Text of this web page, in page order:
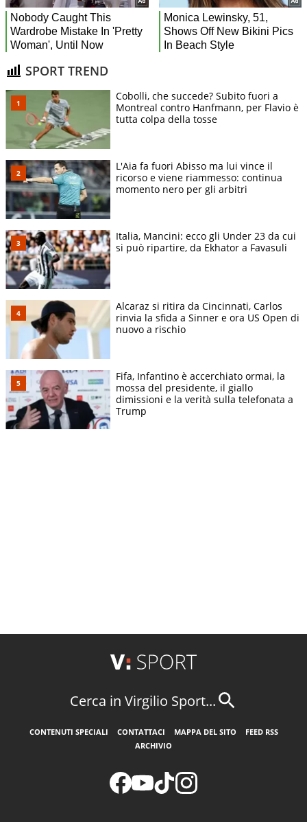
SPORT TREND
Cobolli, che succede? Subito fuori a
Montreal contro Hanfmann, per Flavio è
tutta colpa della tosse
L'Aia fa fuori Abisso ma lui vince il
ricorso e viene riammesso: continua
momento nero per gli arbitri
Italia, Mancini: ecco gli Under 23 da cui
si può ripartire, da Ekhator a Favasuli
Alcaraz si ritira da Cincinnati, Carlos
rinvia la sfida a Sinner e ora US Open di
nuovo a rischio
Fifa, Infantino è accerchiato ormai, la
mossa del presidente, il giallo
dimissioni e la verità sulla telefonata a
Trump
Cerca in Virgilio Sport...
CONTENUTI SPECIALI CONTATTACI MAPPA DEL SITO
FEED RSS
ARCHIVIO